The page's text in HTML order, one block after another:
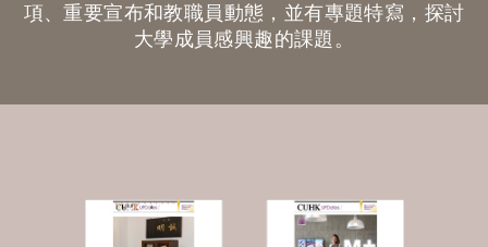
項、重要宣布和教職員動態，並有專題特寫，探討
大學成員感興趣的課題。